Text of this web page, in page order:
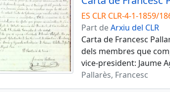
ES CLR CLR-4-1-1859/
Part deArxiu del CLR
Carta de Francesc
dels membres que
vice-president: Jaume
Pallarès, Francesc